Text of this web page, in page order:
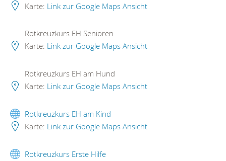
Karte: Link zur Google Maps Ansicht
Rotkreuzkurs EH Senioren
Karte: Link zur Google Maps Ansicht
Rotkreuzkurs EH am Hund
Karte: Link zur Google Maps Ansicht
Rotkreuzkurs EH am Kind
Karte: Link zur Google Maps Ansicht
Rotkreuzkurs Erste Hilfe